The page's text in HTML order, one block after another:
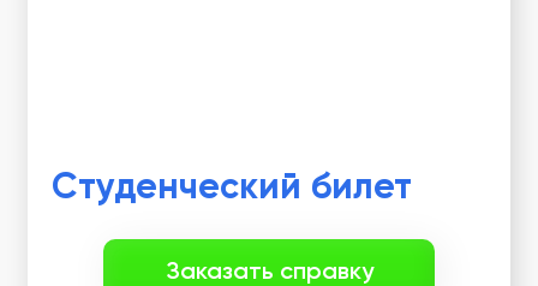
Студенческий билет
Заказать справку